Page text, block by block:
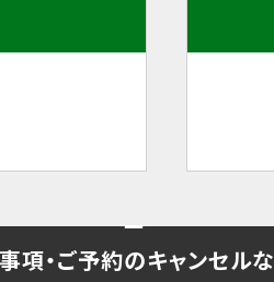
項・ご予約のキャンセル